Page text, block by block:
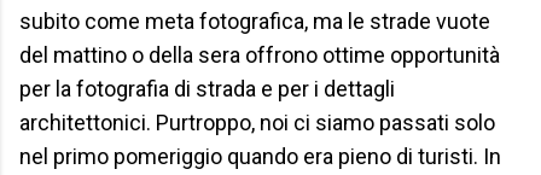
subito come meta fotografica, ma le strade vuote
del mattino o della sera offrono ottime opportunità
per la fotografia di strada e per i dettagli
architettonici. Purtroppo, noi ci siamo passati solo
nel primo pomeriggio quando era pieno di turisti. In